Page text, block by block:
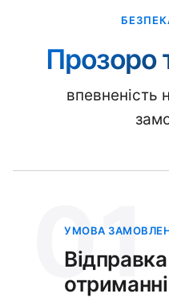
Прозоро
впевненість
01
УМОВА
отриманні